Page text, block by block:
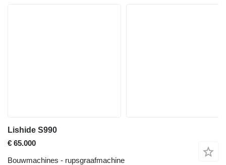
Lishide S990
€ 65.000
Bouwmachines - rupsgraafmachine